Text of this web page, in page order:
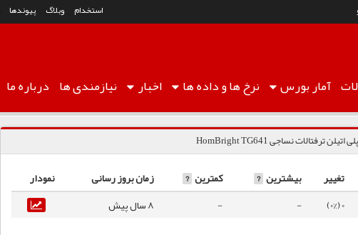
استخدام وبلاگ پیوندها
آماربورس نرخ هاو داده ها اخبار نیازمندی ها درباره ما
پلی اتیلن ترفتالات نساجی HomBright TG641
تغییر بیشترین ? کمترین ? زمان بروز رسانی
نمودار
0 (0%)
-
- 8 سال پیش